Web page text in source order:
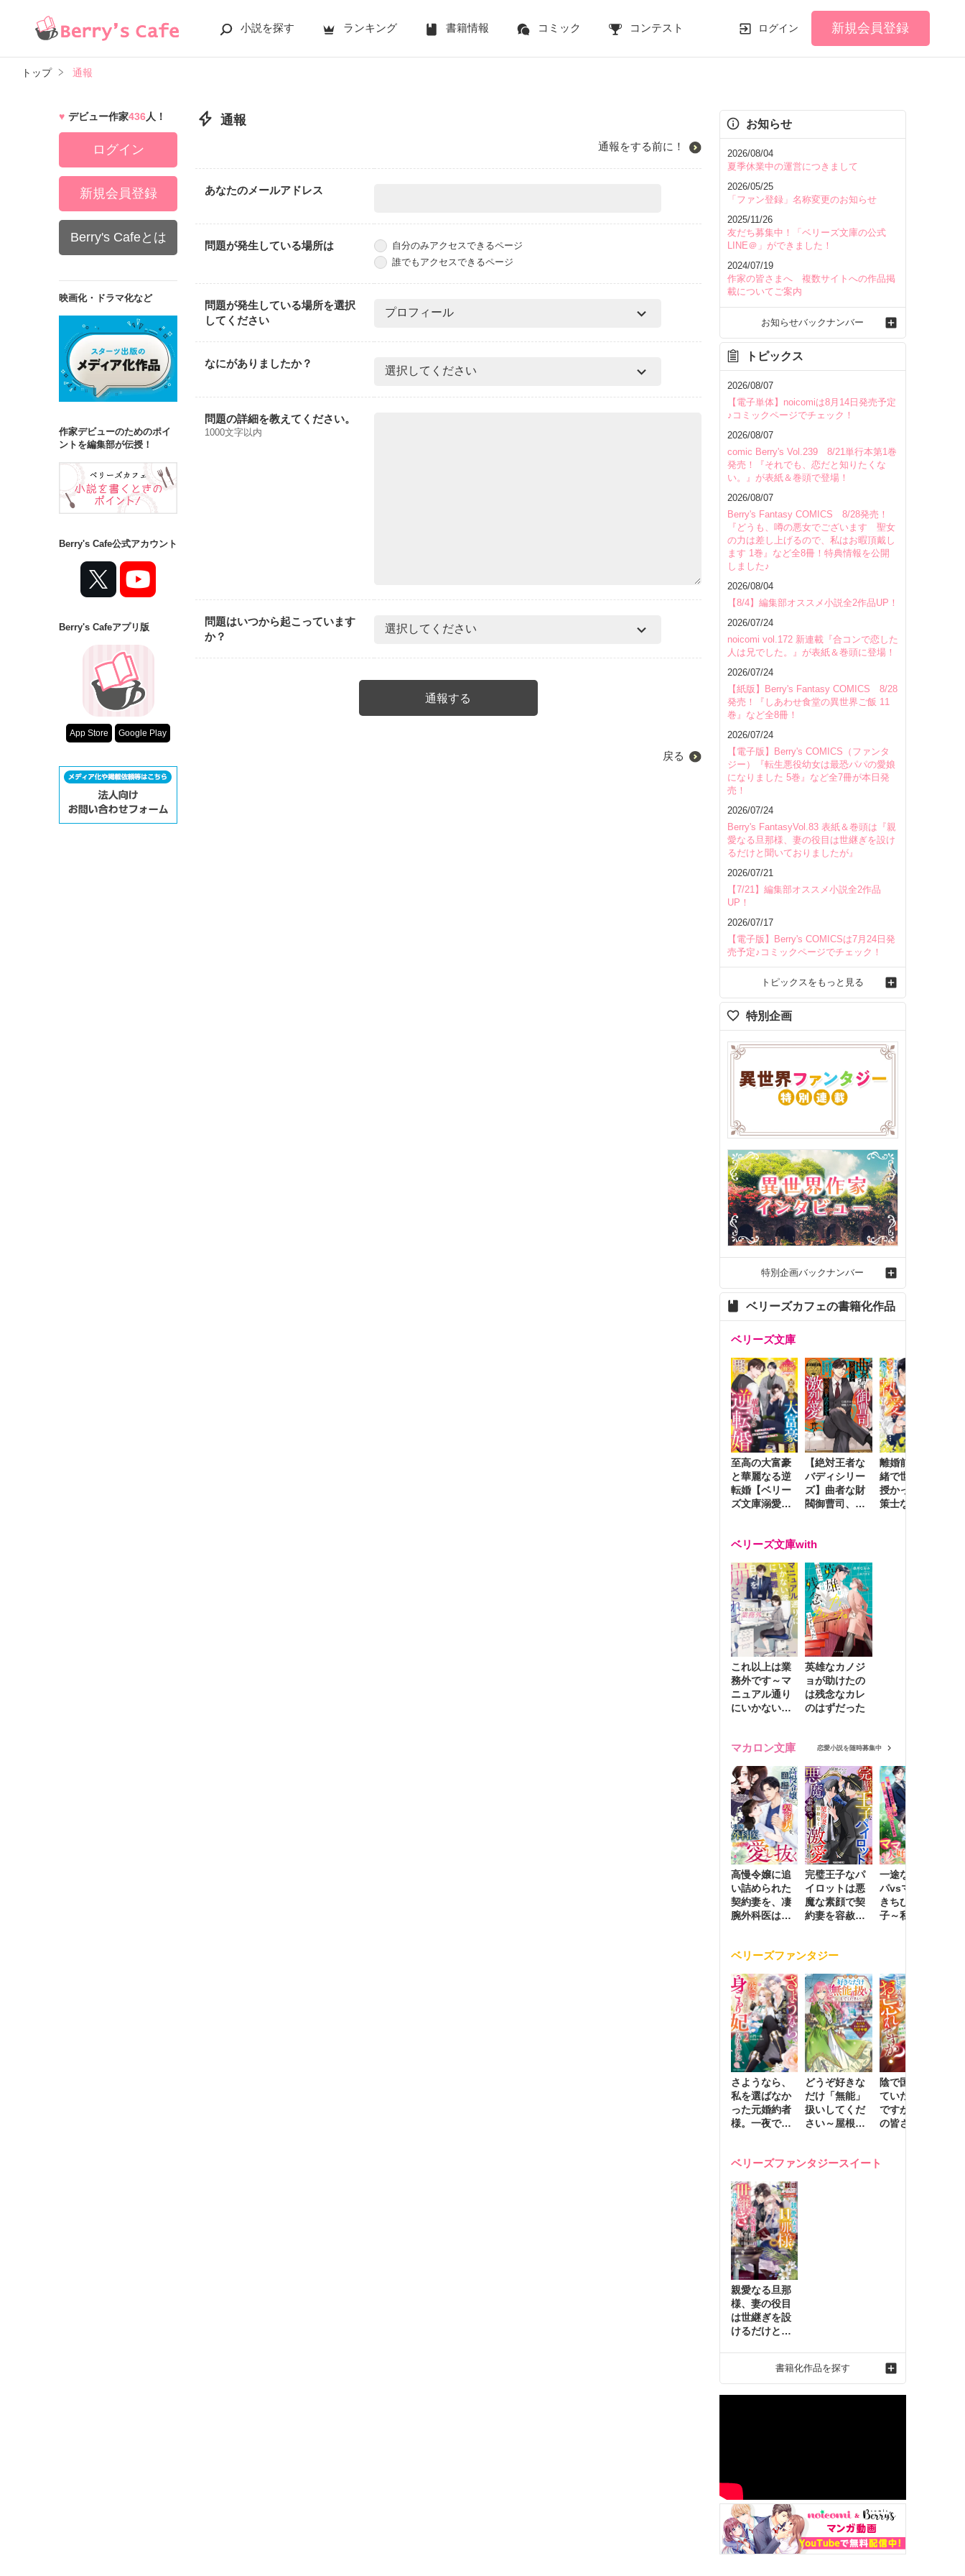
小説を探す ランキング 書籍情報 コミック コンテスト ログイン 新規会員登録
トップ 通報
通報
通報をする前に！
あなたのメールアドレス
問題が発生している場所は
自分のみアクセスできるページ
誰でもアクセスできるページ
問題が発生している場所を選択
してください
なにがありましたか？
問題の詳細を教えてください。
1000文字以内
問題はいつから起こっています
か？
戻る
デビュー作家436人！
ログイン
新規会員登録
Berry's Cafeとは
映画化・ドラマ化など
作家デビューのためのポイ
ントを編集部が伝授！
Berry's Cafe公式アカウント
Berry's Cafeアプリ版
App Store Google Play
お知らせ
2026/08/04
夏季休業中の運営につきまして
2026/05/25
「ファン登録」名称変更のお知らせ
2025/11/26
友だち募集中！「ベリーズ文庫の公式
LINE＠」ができました！
2024/07/19
作家の皆さまへ 複数サイトへの作品掲
載についてご案内
お知らせバックナンバー
トピックス
2026/08/07
【電子単体】noicomiは8月14日発売予定
♪コミックページでチェック！
2026/08/07
comic Berry's Vol.239 8/21単行本第1巻
発売！『それでも、恋だと知りたくな
い。』が表紙＆巻頭で登場！
2026/08/07
Berry's Fantasy COMICS 8/28発売！
『どうも、噂の悪女でございます 聖女
の力は差し上げるので、私はお暇頂戴し
ます 1巻』など全8冊！特典情報を公開
しました♪
2026/08/04
【8/4】編集部オススメ小説全2作品UP！
2026/07/24
noicomi vol.172 新連載『合コンで恋した
人は兄でした。』が表紙＆巻頭に登場！
2026/07/24
【紙版】Berry's Fantasy COMICS 8/28
発売！『しあわせ食堂の異世界ご飯 11
巻』など全8冊！
2026/07/24
【電子版】Berry's COMICS（ファンタ
ジー）『転生悪役幼女は最恐パパの愛娘
になりました 5巻』など全7冊が本日発
売！
2026/07/24
Berry's FantasyVol.83 表紙＆巻頭は『親
愛なる旦那様、妻の役目は世継ぎを設け
るだけと聞いておりましたが』
2026/07/21
【7/21】編集部オススメ小説全2作品
UP！
2026/07/17
【電子版】Berry's COMICSは7月24日発
売予定♪コミックページでチェック！
トピックスをもっと見る
特別企画
特別企画バックナンバー
ベリーズカフェの書籍化作品
ベリーズ文庫
至高の大富豪
と華麗なる逆
転婚【ベリー
ズ文庫溺愛ア
【絶対王者な
バディシリー
ズ】曲者な財
閥御曹司、笑
激烈愛で貫く
離婚前夜に内
緒で世継ぎを
授かったら～
策士な御曹司
ベリーズ文庫with
これ以上は業
務外です～マ
ニュアル通り
にいかない彼
英雄なカノジ
ョが助けたの
は残念なカレ
のはずだった
マカロン文庫 恋愛小説を随時募集中
高慢令嬢に追
い詰められた
契約妻を、凄
腕外科医はこ
完璧王子なパ
イロットは悪
魔な素顔で契
約妻を容赦な
一途な社長パ
パvsママ大好
きちびっこ息
子～私を捨て
ベリーズファンタジー
さようなら、
私を選ばなか
った元婚約者
様。一夜で大
ました２
どうぞ好きな
だけ「無能」
扱いしてくだ
さい～屋根裏
動かす万能令
陰で国を支え
ていたのは私
ですが、王家
の皆さんお忘
れ才女の辺境
ベリーズファンタジースイート
親愛なる旦那
様、妻の役目
は世継ぎを設
けるだけと聞
れ才女の幸せ
な結婚～2
書籍化作品を探す